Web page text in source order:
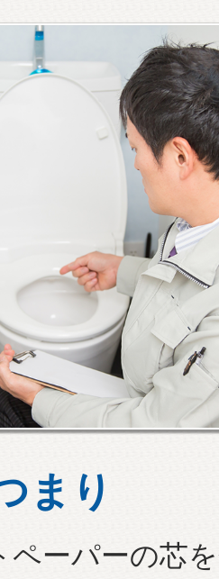
まり
ペーパーの芯